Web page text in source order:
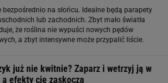
bezpośrednio na słońcu. Idealne będą parapety
lub zachodnich. Zbyt mało światła
że roślina nie wypuści nowych pędów
a zbyt intensywne może przypalić liście.
już nie kwitnie? Zaparz i wetrzyj ją w
efekty cię zaskoczą